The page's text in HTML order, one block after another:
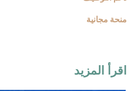
منحة مجانية
اقرأ المزيد